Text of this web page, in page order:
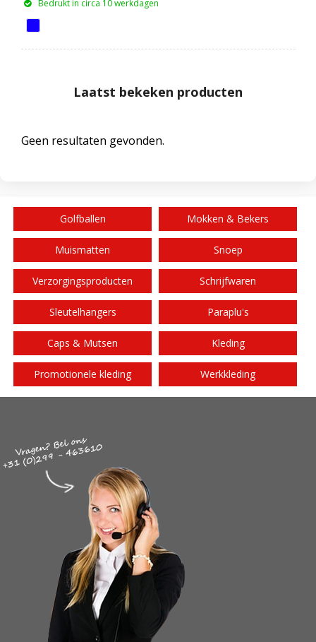
Bedrukt in circa 10 werkdagen
Laatst bekeken producten
Geen resultaten gevonden.
Golfballen Mokken & Bekers
Muismatten Snoep
Verzorgingsproducten Schrijfwaren
Sleutelhangers Paraplu's
Caps & Mutsen Kleding
Promotionele kleding Werkkleding